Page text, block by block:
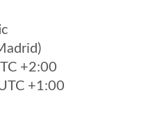
+2:00
+1:00